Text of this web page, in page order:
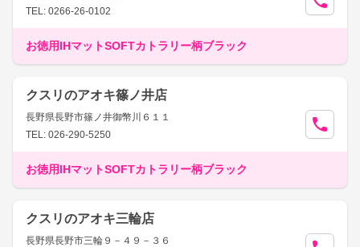
TEL: 0266-26-0102
お徳用IHマットSOFTカトラリー柄ブラック
クスリのアオキ篠ノ井店
長野県長野市篠ノ井御幣川６１１
TEL: 026-290-5250
お徳用IHマットSOFTカトラリー柄ブラック
クスリのアオキ三輪店
長野県長野市三輪９－４９－３６